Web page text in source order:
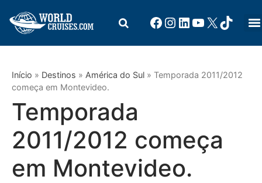
Início » Destinos » América do Sul » Temporada 2011/2012
começa em Montevideo.
Temporada
2011/2012 começa
em Montevideo.